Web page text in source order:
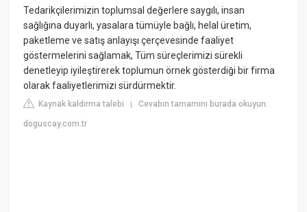
Tedarikçilerimizin toplumsal değerlere saygılı, insan
sağlığına duyarlı, yasalara tümüyle bağlı, helal üretim,
paketleme ve satış anlayışı çerçevesinde faaliyet
göstermelerini sağlamak, Tüm süreçlerimizi sürekli
denetleyip iyileştirerek toplumun örnek gösterdiği bir firma
olarak faaliyetlerimizi sürdürmektir.
Kaynak kaldırma talebi |Cevabın tamamını burada okuyun:
doguscay.com.tr